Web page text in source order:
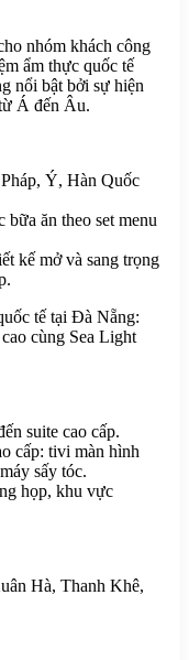
nhóm khách công
ẩm thực quốc tế
nổi bật bởi sự hiện
Á đến Âu.
Ý, Hàn Quốc
ăn theo set menu
kế mở và sang trọng
suite cao cấp.
cấp: tivi màn hình
sấy tóc.
họp, khu vực
Hà, Thanh Khê,